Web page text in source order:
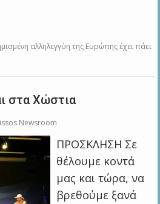
αλληλεγγύη της Ευρώπης έχει πάει
στα Χώστια
Newsroom
ΠΡΟΣΚΛΗΣΗ Σε
θέλουμε κοντά
μας και τώρα, να
βρεθούμε ξανά